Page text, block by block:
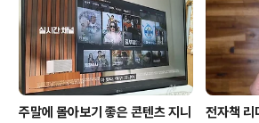
주말에 몰아보기 좋은 콘텐츠 지니
전자책 리